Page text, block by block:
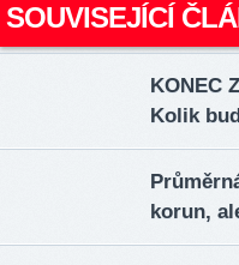
SOUVISEJÍCÍ
KONEC
Kolik
korun,